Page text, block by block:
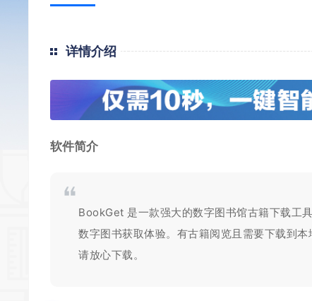
详情介绍
软件简介
BookGet 是一款强大的数字图书馆古籍下载工
数字图书获取体验。有古籍阅览且需要下载到
请放心下载。